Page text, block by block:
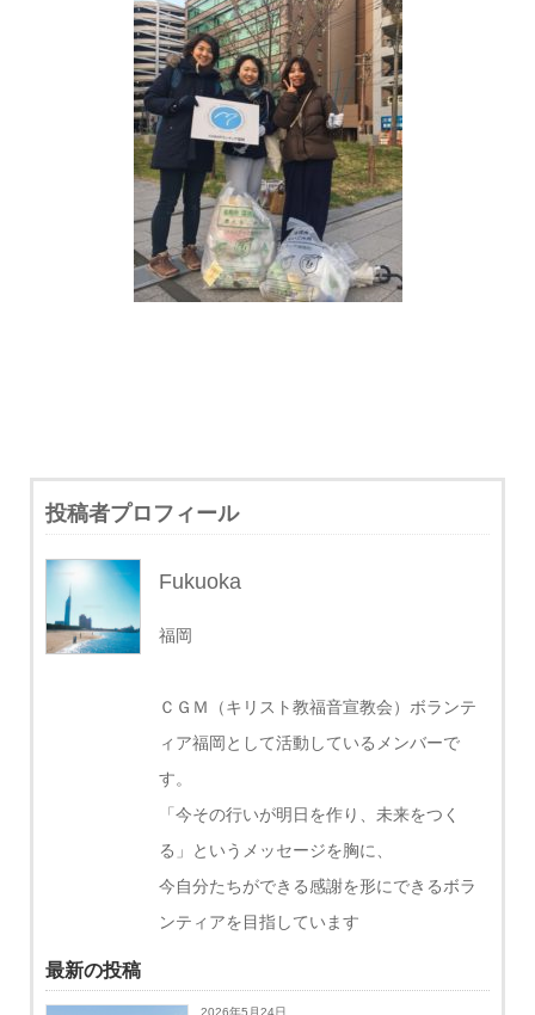
投稿者プロフィール
Fukuoka
福岡
ＣＧＭ（キリスト教福音宣教会）ボランテ
ィア福岡として活動しているメンバーで
す。
「今その行いが明日を作り、未来をつく
る」というメッセージを胸に、
今自分たちができる感謝を形にできるボラ
ンティアを目指しています
最新の投稿